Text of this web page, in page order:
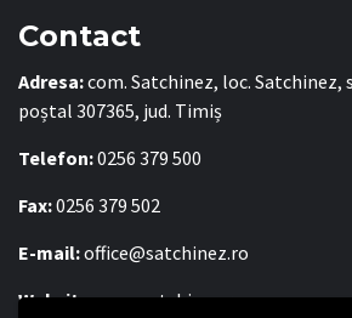
Contact
Adresa:com. Satchinez, loc. Satchinez,
poștal 307365, jud. Timiș
Telefon:0256 379 500
Fax:0256 379 502
E-mail:office@satchinez.ro
Website:www.satchinez.ro